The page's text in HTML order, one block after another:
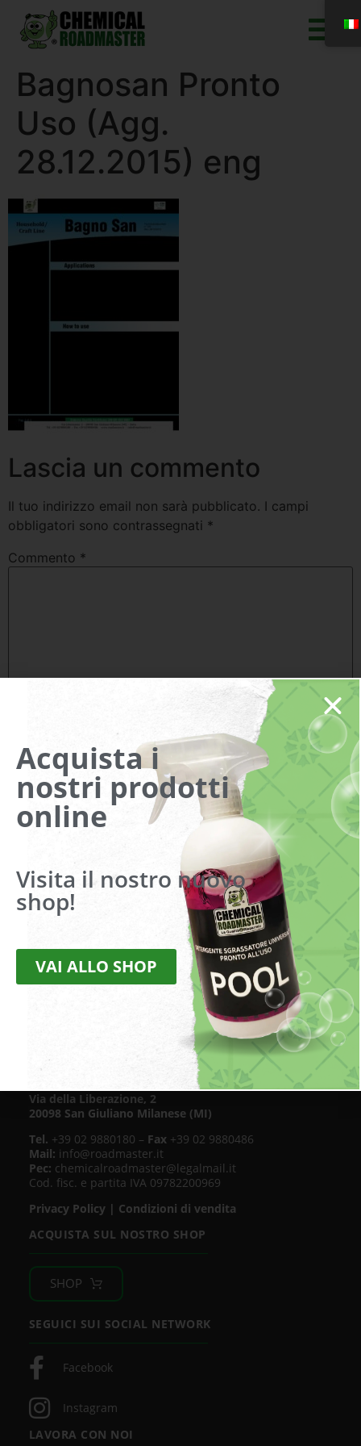
Bagnosan Pronto
Uso (Agg.
28.12.2015) eng
Lascia un commento
Il tuo indirizzo email non sarà pubblicato. I campi
obbligatori sono contrassegnati *
Commento *
Nome*
Email *
Sito web
Do il mio consenso affinché un cookie salvi i miei dati
(nome, email, sito web) per il prossimo commento.
Via della Liberazione, 2
20098 San Giuliano Milanese (MI)
Tel. +39 02 9880180 – Fax+39 02 9880486
Mail: info@roadmaster.it
Pec: chemicalroadmaster@legalmail.it
Cod. fisc. e partita IVA 09782200969
Privacy Policy| Condizioni di vendita
ACQUISTA SUL NOSTRO SHOP
SHOP
SEGUICI SUI SOCIAL NETWORK
Facebook
Instagram
LAVORA CON NOI
Acquista i
nostri prodotti
online
Visita il nostro nuovo
shop!
VAI ALLO SHOP